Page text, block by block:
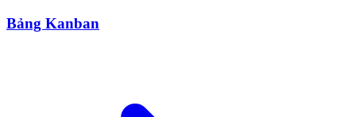
Bảng Kanban